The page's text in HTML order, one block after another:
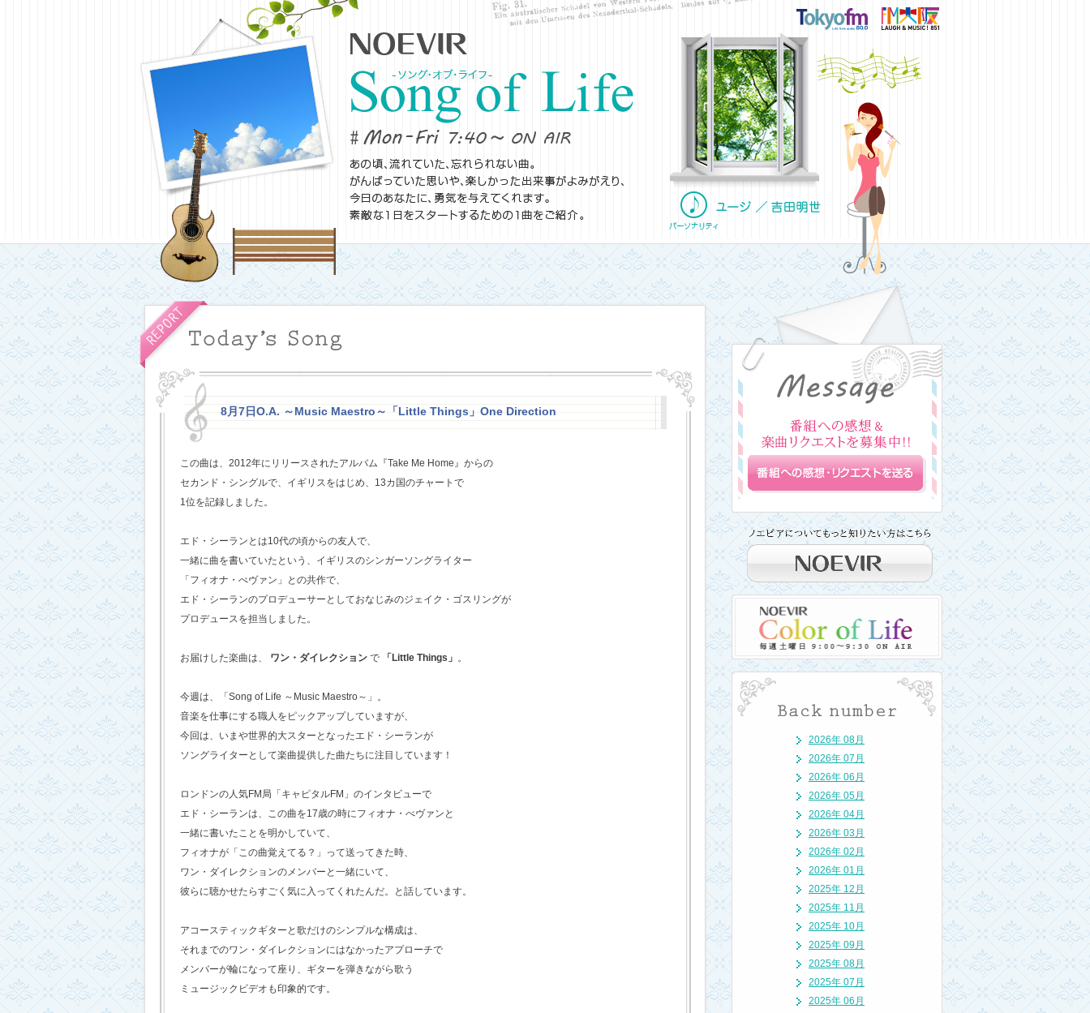
8月7日O.A. ～Music Maestro～「Little Things」One Direction
この曲は、2012年にリリースされたアルバム『Take Me Home』からの
セカンド・シングルで、イギリスをはじめ、13カ国のチャートで
1位を記録しました。
エド・シーランとは10代の頃からの友人で、
一緒に曲を書いていたという、イギリスのシンガーソングライター
「フィオナ・べヴァン」との共作で、
エド・シーランのプロデューサーとしておなじみのジェイク・ゴスリングが
プロデュースを担当しました。
お届けした楽曲は、 ワン・ダイレクション で 「Little Things」 。
今週は、「Song of Life ～Music Maestro～」。
音楽を仕事にする職人をピックアップしていますが、
今回は、いまや世界的大スターとなったエド・シーランが
ソングライターとして楽曲提供した曲たちに注目しています！
ロンドンの人気FM局「キャピタルFM」のインタビューで
エド・シーランは、この曲を17歳の時にフィオナ・べヴァンと
一緒に書いたことを明かしていて、
フィオナが「この曲覚えてる？」って送ってきた時、
ワン・ダイレクションのメンバーと一緒にいて、
彼らに聴かせたらすごく気に入ってくれたんだ。と話しています。
アコースティックギターと歌だけのシンプルな構成は、
それまでのワン・ダイレクションにはなかったアプローチで
メンバーが輪になって座り、ギターを弾きながら歌う
ミュージックビデオも印象的です。
2026年 08月
2026年 07月
2026年 06月
2026年 05月
2026年 04月
2026年 03月
2026年 02月
2026年 01月
2025年 12月
2025年 11月
2025年 10月
2025年 09月
2025年 08月
2025年 07月
2025年 06月